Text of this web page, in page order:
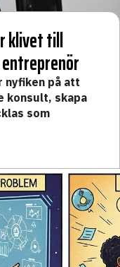
klivet till
nyfiken på att
konsult, skapa
som